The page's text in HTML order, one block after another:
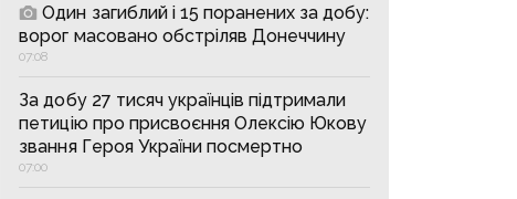
Один загиблий і 15 поранених за добу:
ворог масовано обстріляв Донеччину
07:08
За добу 27 тисяч українців підтримали
петицію про присвоєння Олексію Юкову
звання Героя України посмертно
07:00